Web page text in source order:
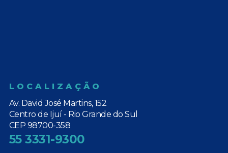
LOCALIZAÇÃO
Av. David José Martins, 152
Centro de Ijuí - Rio Grande do Sul
CEP 98700-358
55 3331-9300